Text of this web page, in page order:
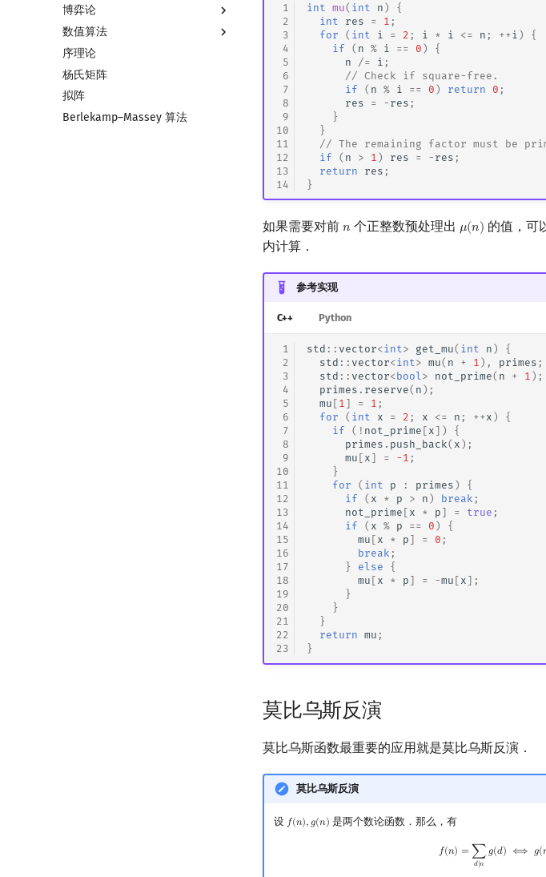
Chirp Z 变换
多项式牛顿迭代
多项式多点求值|快速插值
多项式初等函数
常系数齐次线性递推
多项式平移|连续点值平移
错位排列
卡特兰数
斯特林数
贝尔数
伯努利数
Entringer Number
矩阵
初等变换
行列式
线性空间
线性基
线性映射
群论
环论
域论
Schreier–Sims 算法
基本概念
条件概率与独立性
随机变量
随机变量的数字特征
概率不等式
博弈论
博弈论简介
公平组合游戏
零和游戏
非公平组合游戏
数值算法
插值
数值积分
高斯消元
牛顿迭代法
序理论
杨氏矩阵
拟阵
Berlekamp–Massey 算法
1
2
3
4
5
6
7
8
9
10
11
12
13
14
int mu( int n )
{
int
res = 1 ;
for
( int i = 2 ; i * i <= n ; ++ i )
{
if
( n % i == 0 )
{
n
/= i ;
// Check if square-free.
if
( n % i == 0 ) return 0 ;
res
= - res ;
}
}
// The remaining factor must be
if
( n > 1 ) res = - res ;
return
res ;
}
如果需要对前 𝑛
n 个正整数预处理出 𝜇(𝑛)
μ(n) 的值，可
内计算．
参考实现
C++ Python
1
2
3
4
5
6
7
8
9
10
11
12
13
14
15
16
17
18
19
20
21
22
23
std :: vector<int> get_mu( int n )
{
std :: vector<int> mu( n + 1 ), primes ;
std :: vector<bool> not_prime( n + 1 );
primes . reserve( n );
mu [ 1 ] = 1 ;
for
( int x = 2 ; x <= n ; ++ x )
{
if
( ! not_prime [ x ])
{
primes . push_back( x );
mu [ x ] = -1 ;
}
for
( int p : primes )
{
if
( x * p > n ) break ;
not_prime [ x * p ] = true ;
if
( x % p == 0 )
{
mu [ x * p ] = 0 ;
break ;
}
else
{
mu [ x * p ] = -mu [ x ];
}
}
}
return
mu ;
}
莫比乌斯反演
莫比乌斯函数最重要的应用就是莫比乌斯反演．
莫比乌斯反演
设 𝑓(𝑛),𝑔(𝑛)
f(n),g (n) 是两个数论函数．那么，有
𝑓(𝑛) = ∑
𝑑∣𝑛
𝑔(𝑑) ⟺ 𝑔(
f (n )=∑d ∣ng(d )⟺ g(